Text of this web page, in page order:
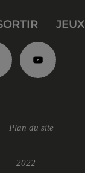
JEUX
Plan du site
2022